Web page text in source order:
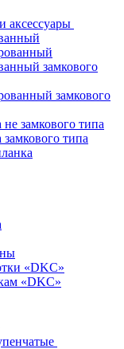
аксессуары
замкового
замкового
замкового типа
типа
«DKC»
«DKC»